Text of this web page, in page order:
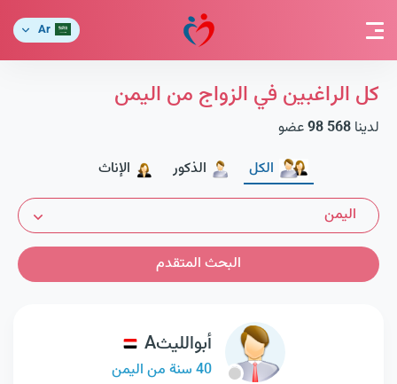
Ar
كل الراغبين في الزواج من اليمن
لدينا 98 568عضو
الكل
الذكور الإناث
اليمن
البحث المتقدم
أبوالليثA
40 سنة من اليمن